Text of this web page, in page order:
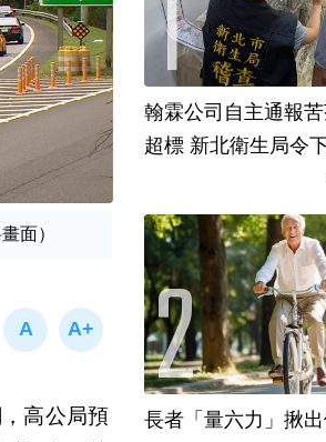
面）
高公局預
翰霖公司自主通報苦
超標 新北衛生局令
長者「量六力」揪